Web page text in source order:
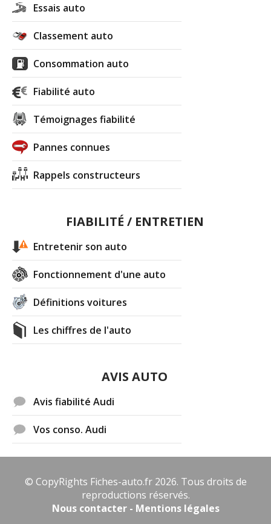
Essais auto
Classement auto
Consommation auto
Fiabilité auto
Témoignages fiabilité
Pannes connues
Rappels constructeurs
FIABILITÉ / ENTRETIEN
Entretenir son auto
Fonctionnement d'une auto
Définitions voitures
Les chiffres de l'auto
AVIS AUTO
Avis fiabilité Audi
Vos conso. Audi
© CopyRights Fiches-auto.fr 2026. Tous droits de
reproductions réservés.
Nous contacter - Mentions légales